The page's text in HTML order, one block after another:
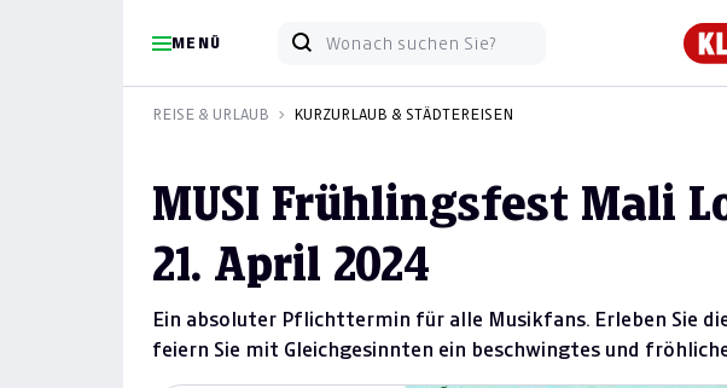
MENÜ
REISE & URLAUB
KURZURLAUB & STÄDTEREISEN
MUSI Frühlingsfest Mali
21. April 2024
Ein absoluter Pflichttermin für alle Musikfans. Erleben Sie
feiern Sie mit Gleichgesinnten ein beschwingtes und